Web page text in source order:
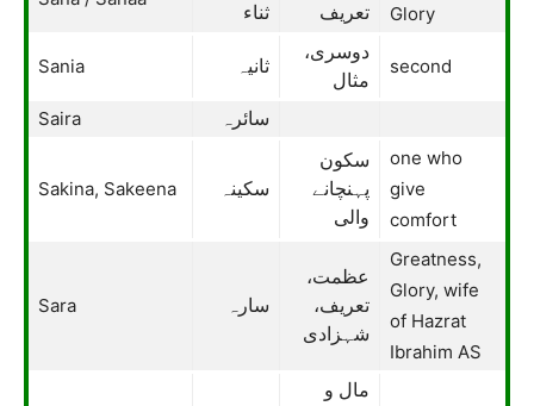
ثناء
تعریف
Glory
Sania ثانیہ
دوسری،
مثال
second
Saira سائرہ
Sakina, Sakeena سکینہ
سکون
پہنچانے
والی
one who
give
comfort
Sara سارہ
عظمت،
تعریف،
شہزادی
Greatness,
Glory, wife
of Hazrat
Ibrahim AS
مال و